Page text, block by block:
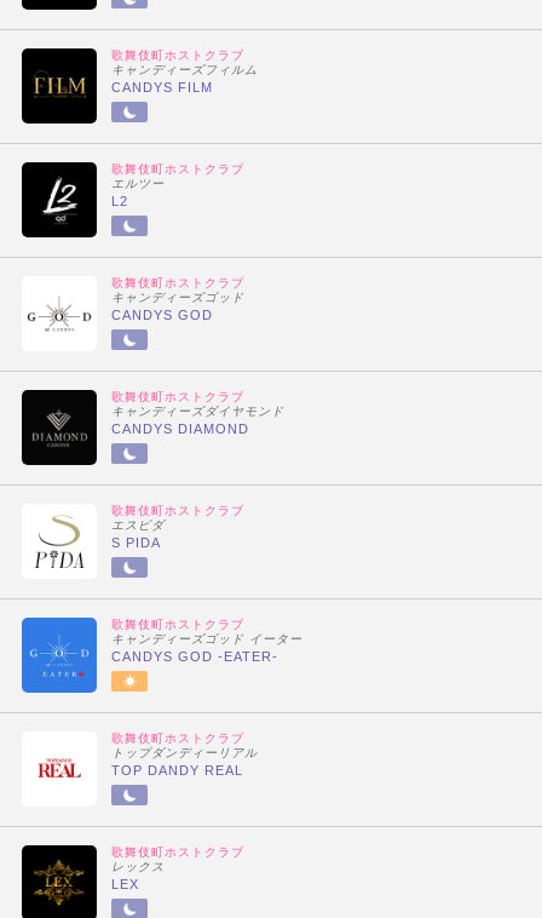
歌舞伎町ホストクラブ
キャンディーズフィルム
CANDYS FILM
歌舞伎町ホストクラブ
エルツー
L2
歌舞伎町ホストクラブ
キャンディーズゴッド
CANDYS GOD
歌舞伎町ホストクラブ
キャンディーズダイヤモンド
CANDYS DIAMOND
歌舞伎町ホストクラブ
エスピダ
S PIDA
歌舞伎町ホストクラブ
キャンディーズゴッド イーター
CANDYS GOD -EATER-
歌舞伎町ホストクラブ
トップダンディーリアル
TOP DANDY REAL
歌舞伎町ホストクラブ
レックス
LEX